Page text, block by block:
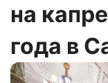
на
года в